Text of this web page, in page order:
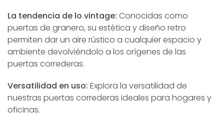
La tendencia de lo vintage: Conocidas como
puertas de granero, su estética y diseño retro
permiten dar un aire rústico a cualquier espacio y
ambiente devolviéndolo a los orígenes de las
puertas correderas.
Versatilidad en uso: Explora la versatilidad de
nuestras puertas correderas ideales para hogares y
oficinas.